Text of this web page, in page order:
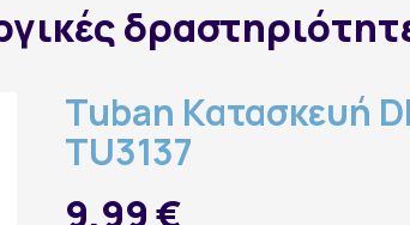
Tuban Κατασκευή
TU3137
9,99 €